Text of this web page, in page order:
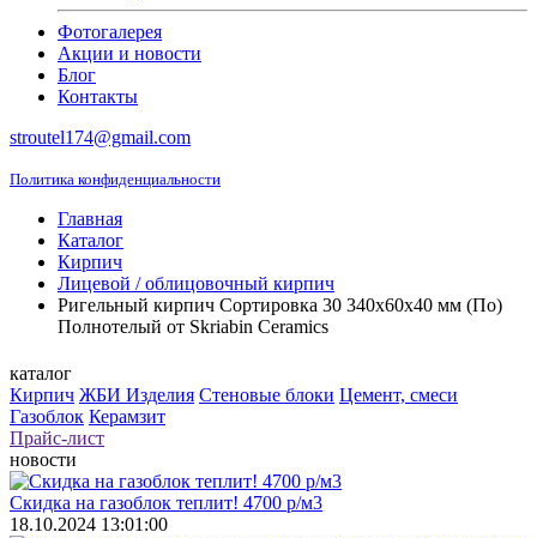
Фотогалерея
Акции и новости
Блог
Контакты
stroutel174@gmail.com
Политика конфиденциальности
Главная
Каталог
Кирпич
Лицевой / облицовочный кирпич
Ригельный кирпич Сортировка 30 340х60х40 мм (По)
Полнотелый от Skriabin Ceramics
каталог
Кирпич ЖБИ Изделия Стеновые блоки Цемент, смеси
Газоблок Керамзит
Прайс-лист
новости
Скидка на газоблок теплит! 4700 р/м3
18.10.2024 13:01:00